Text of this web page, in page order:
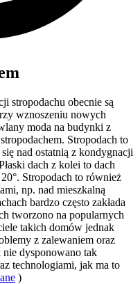
stropodachu obecnie są
wznoszeniu nowych
moda na budynki z
Stropodach to
nad ostatnią z kondygnacji
dach z kolei to dach
Stropodach to również
np. nad mieszkalną
bardzo często zakłada
tworzono na popularnych
takich domów jednak
z zalewaniem oraz
nie dysponowano tak
technologiami, jak ma to
)